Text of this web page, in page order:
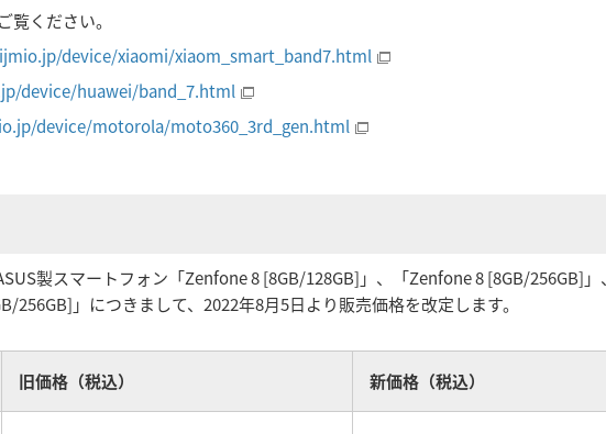
ください。
device/xiaomi/xiaom_smart_band7.html
device/huawei/band_7.html
device/motorola/moto360_3rd_gen.html
製スマートフォン「Zenfone 8 [8GB/128GB]」、「Zenfone 8 [8GB/256GB]
256GB]」につきまして、2022年8月5日より販売価格を改定します。
旧価格（税込） 新価格（税込）